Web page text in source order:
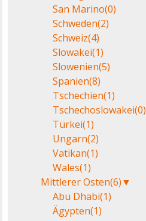
San Marino(0)
Schweden(2)
Schweiz(4)
Slowakei(1)
Slowenien(5)
Spanien(8)
Tschechien(1)
Tschechoslowakei(0)
Türkei(1)
Ungarn(2)
Vatikan(1)
Wales(1)
Mittlerer Osten(6)▼
Abu Dhabi(1)
Ägypten(1)